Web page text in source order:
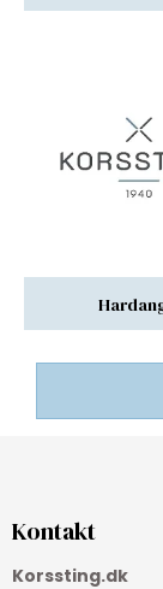
Kontakt
Korssting.dk